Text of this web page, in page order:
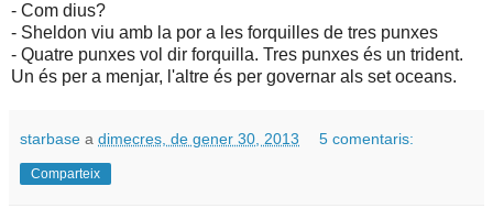
- Com dius?
- Sheldon viu amb la por a les forquilles de tres punxes
- Quatre punxes vol dir forquilla. Tres punxes és un trident.
Un és per a menjar, l'altre és per governar als set oceans.
starbase a dimecres, de gener 30, 2013 5 comentaris:
Comparteix